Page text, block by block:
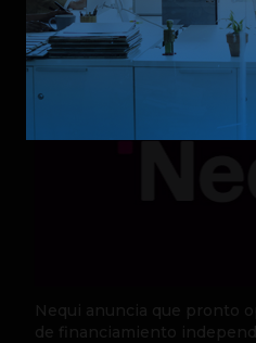
5 de agosto de 2026
Nequi anuncia que pronto
de financiamiento